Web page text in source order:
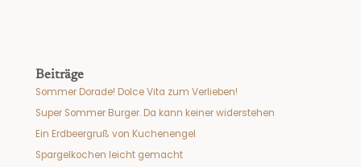
Beiträge
Sommer Dorade! Dolce Vita zum Verlieben!
Super Sommer Burger. Da kann keiner widerstehen
Ein Erdbeergruß von Kuchenengel
Spargelkochen leicht gemacht